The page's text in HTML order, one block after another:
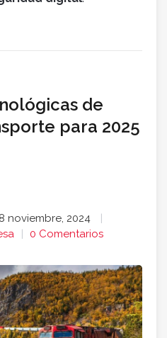
de
para 2025
noviembre, 2024
0 Comentarios